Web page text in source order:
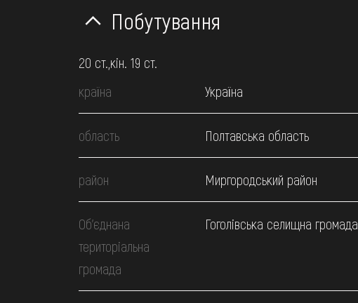
Побутування
20 ст.,кін. 19 ст.
країна
Україна
область Полтавська область
район Миргородський район
Об’єднана
територіальна
громада
Гоголівська селищна громада